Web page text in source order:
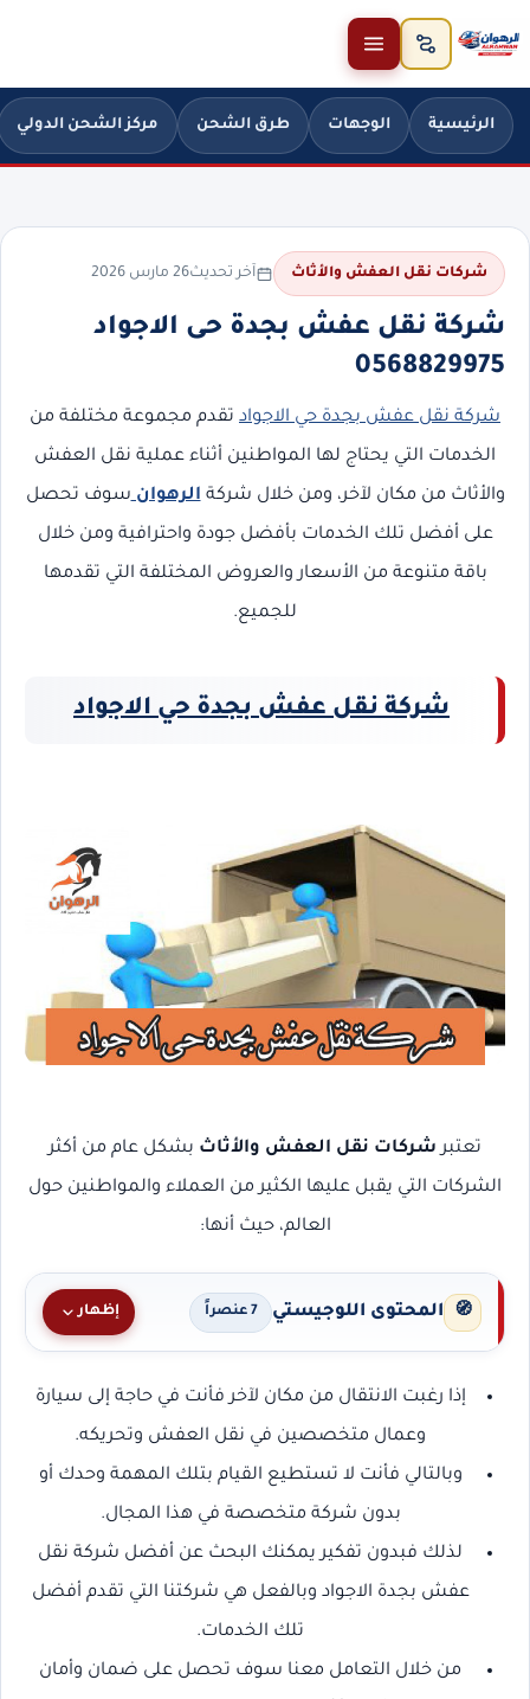
تخطَّ إلى المحتوى
الرئيسية الوجهات طرق الشحن مركز الشحن الدولي
شركات نقل العفش والأثاث آخر تحديث26 مارس 2026
شركة نقل عفش بجدة حى الاجواد
0568829975
شركة نقل عفش بجدة حي الاجواد تقدم مجموعة مختلفة من
الخدمات التي يحتاج لها المواطنين أثناء عملية نقل العفش
والأثاث من مكان لآخر، ومن خلال شركةالرهوانسوف تحصل
على أفضل تلك الخدمات بأفضل جودة واحترافية ومن خلال
باقة متنوعة من الأسعار والعروض المختلفة التي تقدمها
للجميع.
شركة نقل عفش بجدة حي الاجواد
تعتبرشركات نقل العفش والأثاث بشكل عام من أكثر
الشركات التي يقبل عليها الكثير من العملاء والمواطنين حول
العالم، حيث أنها:
🧭 المحتوى اللوجيستي 7 عنصراً إظهار
إذا رغبت الانتقال من مكان لآخر فأنت في حاجة إلى سيارة
وعمال متخصصين في نقل العفش وتحريكه.
وبالتالي فأنت لا تستطيع القيام بتلك المهمة وحدك أو
بدون شركة متخصصة في هذا المجال.
لذلك فبدون تفكير يمكنك البحث عن أفضل شركة نقل
عفش بجدة الاجواد وبالفعل هي شركتنا التي تقدم أفضل
تلك الخدمات.
من خلال التعامل معنا سوف تحصل على ضمان وأمان